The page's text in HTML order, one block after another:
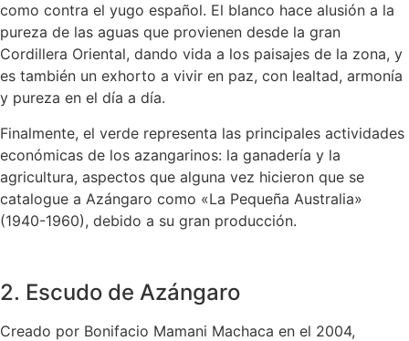
como contra el yugo español. El blanco hace alusión a la
pureza de las aguas que provienen desde la gran
Cordillera Oriental, dando vida a los paisajes de la zona, y
es también un exhorto a vivir en paz, con lealtad, armonía
y pureza en el día a día.
Finalmente, el verde representa las principales actividades
económicas de los azangarinos: la ganadería y la
agricultura, aspectos que alguna vez hicieron que se
catalogue a Azángaro como «La Pequeña Australia»
(1940-1960), debido a su gran producción.
2. Escudo de Azángaro
Creado por Bonifacio Mamani Machaca en el 2004,